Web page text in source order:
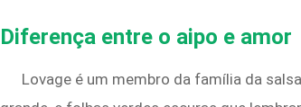
Diferença entre o aipo e amor
Lovage é um membro da família da